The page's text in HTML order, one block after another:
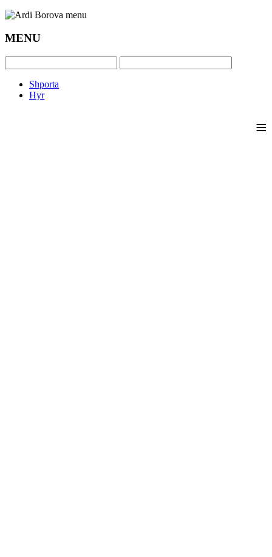
MENU
Shporta
Hyr
≡